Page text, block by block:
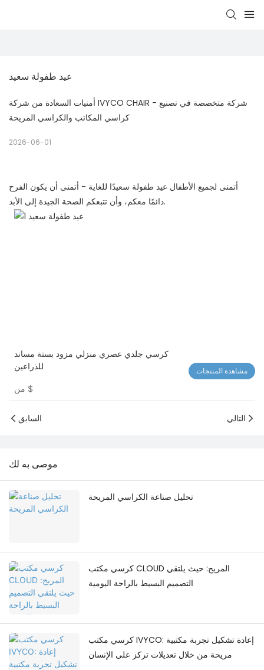
عيد طفولة سعيد
أمنيات السعادة من شركة IVYCO CHAIR - شركة متخصصة في تصنيع
كراسي المكاتب والكراسي المريحة
2026-06-01
أتمنى لجميع الأطفال عيد طفولة سعيدًا للغاية - أتمنى أن يكون الفرح
دائمًا معكم، وأن تتبعكم الصحة الجيدة إلى الأبد.
كرسي جلدي عصري منزلي مزود بستة مساند
للذراعين
$
مشاهدة المنتجات
السابق التالي
موصى به لك
تحليل صناعة الكراسي المريحة
كرسي مكتب CLOUD المريح: حيث يلتقي
التصميم البسيط بالراحة اليومية
كرسي مكتب IVYCO: إعادة تشكيل تجربة مكتبية
مريحة من خلال تعديلات تركز على الإنسان